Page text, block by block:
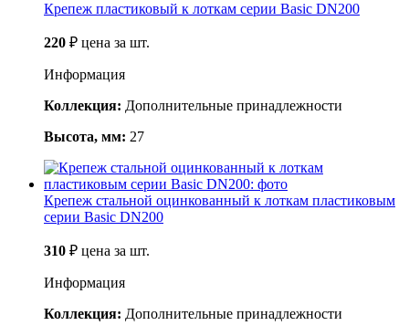
Крепеж пластиковый к лоткам серии Basic DN200
220 ₽ цена за шт.
Информация
Коллекция: Дополнительные принадлежности
Высота, мм: 27
Крепеж стальной оцинкованный к лоткам пластиковым
серии Basic DN200
310 ₽ цена за шт.
Информация
Коллекция: Дополнительные принадлежности